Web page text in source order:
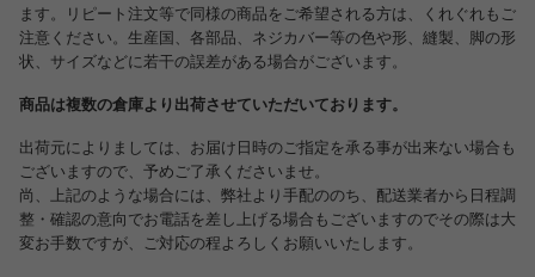
ます。リピート注文等で同様の商品をご希望される方は、くれぐれもご
注意ください。生産国、各部品、ネジカバー等の色や形、縫製、脚の形
状、サイズなどに若干の誤差がある場合がございます。
商品は複数の倉庫より出荷させていただいております。
出荷元によりましては、お届け日時のご指定を承る事が出来ない場合も
ございますので、予めご了承くださいませ。
尚、上記のような場合には、弊社より手配ののち、配送業者から日程調
整・確認の意向でお電話を差し上げる場合もございますのでその際は大
変お手数ですが、ご対応の程よろしくお願いいたします。